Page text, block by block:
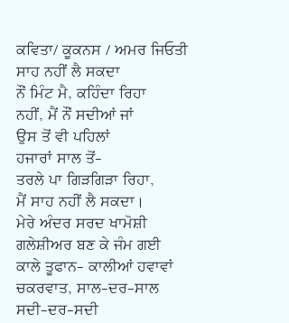
ਕਵਿਤਾ/ ਕੂਕਨਸ / ਅਮਰ ਜਿਓਤੀ
ਸਾਹ ਨਹੀਂ ਲੈ ਸਕਦਾ
ਨੌਂ ਮਿੰਟ ਮੈ, ਕਹਿੰਦਾ ਰਿਹਾ
ਨਹੀਂ, ਮੈਂ ਨੌਂ ਸਦੀਆਂ ਜਾਂ
ਉਸ ਤੋਂ ਵੀ ਪਹਿਲਾਂ
ਹਜਾਰਾਂ ਸਾਲ ਤੋਂ-
ਤਰਲੇ ਪਾ ਗਿੜਗਿੜਾ ਰਿਹਾ,
ਮੈਂ ਸਾਹ ਨਹੀਂ ਲੈ ਸਕਦਾ।
ਮੇਰੇ ਅੰਦਰ ਸਰਦ ਖਾਮੋਸ਼ੀ
ਗਲੇਸ਼ੀਅਰ ਬਣ ਕੇ ਜੰਮ ਗਈ
ਕਾਲੇ ਤੂਫਾਨ- ਕਾਲੀਆਂ ਹਵਾਵਾਂ
ਚਕਰਵਾਤ, ਸਾਲ-ਦਰ-ਸਾਲ
ਸਦੀ-ਦਰ-ਸਦੀ